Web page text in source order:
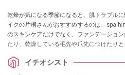
乾燥が気になる季節になると、肌トラブル
イクの片桐さんがおすすめするのは、spa
のスキンケアだけでなく、ファンデーショ
たり、乾燥している毛先や爪先につけたり
イチオシスト